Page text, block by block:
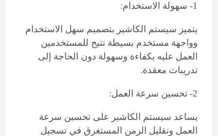
1- سهولة الاستخدام:
يتميز سيستم الكاشير بتصميم سهل الاستخدام
وواجهة مستخدم بسيطة تتيح للمستخدمين
العمل عليه بكفاءة وسهولة دون الحاجة إلى
تدريبات معقدة.
2- تحسين سرعة العمل:
يساعد سيستم الكاشير على تحسين سرعة
العمل وتقليل الزمن المستغرق في تسجيل